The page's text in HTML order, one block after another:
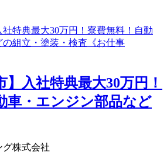
】入社特典最大30万円！
車・エンジン部品など
グ株式会社